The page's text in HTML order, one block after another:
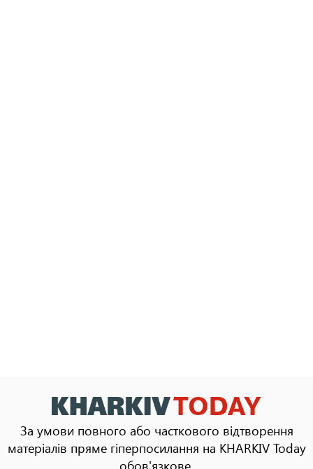
За умови повного або часткового відтворення
матеріалів пряме гіперпосилання на KHARKIV Today
обов'язкове.